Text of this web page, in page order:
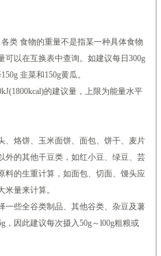
类 食物的重量不是指某一种具体食物
以在互换表中查询。如建议每日300g
韭菜和150g黄瓜。
的建议量，上限为能量水平
、烙饼、玉米面饼、面包、饼干、麦片
外的其他干豆类，如红小豆、绿豆、芸
料的生重计算，如面包、切面、馒头应
量来计算。
一些全谷类制品、其他谷类、杂豆及薯
，因此建议每次摄入50g～l00g粗粮或